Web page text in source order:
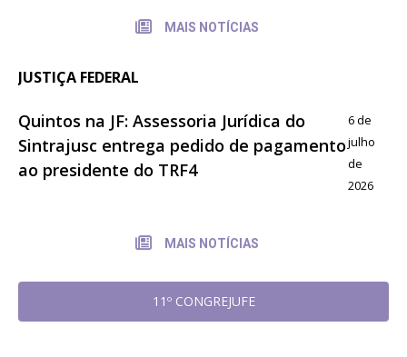
MAIS NOTÍCIAS
JUSTIÇA FEDERAL
Quintos na JF: Assessoria Jurídica do
Sintrajusc entrega pedido de pagamento
ao presidente do TRF4
6 de
julho
de
2026
MAIS NOTÍCIAS
11º CONGREJUFE